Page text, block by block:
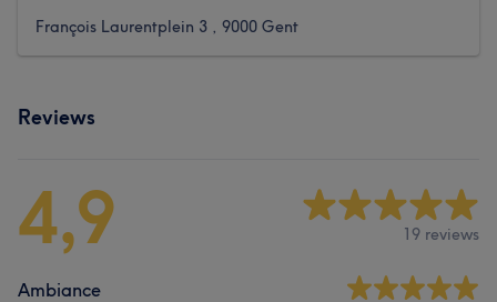
François Laurentplein 3 , 9000 Gent
Reviews
4,9 19 reviews
Ambiance